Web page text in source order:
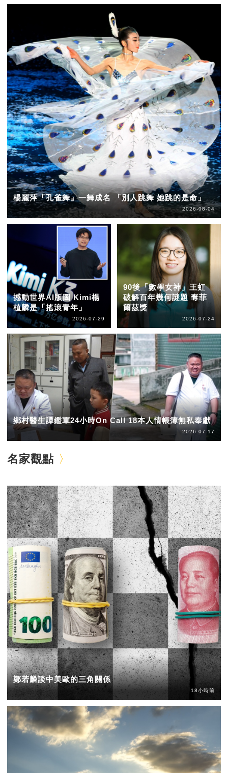
楊麗萍「孔雀舞」一舞成名 「別人跳舞 她跳的是命」
2026-08-04
撼動世界AI版圖 Kimi楊
植麟是「搖滾青年」
2026-07-29
90後「數學女神」王虹
破解百年幾何謎題 奪菲
爾茲獎
2026-07-24
鄉村醫生譚鑑軍24小時On Call 18本人情帳簿無私奉獻
2026-07-17
名家觀點
鄭若麟談中美歐的三角關係
18小時前